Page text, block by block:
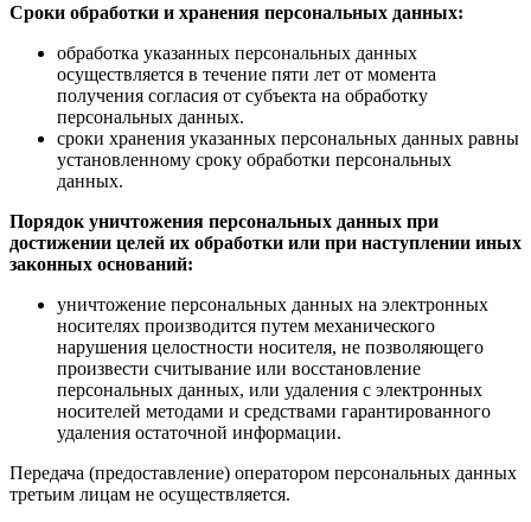
Сроки обработки и хранения персональных данных:
обработка указанных персональных данных
осуществляется в течение пяти лет от момента
получения согласия от субъекта на обработку
персональных данных.
сроки хранения указанных персональных данных равны
установленному сроку обработки персональных
данных.
Порядок уничтожения персональных данных при
достижении целей их обработки или при наступлении иных
законных оснований:
уничтожение персональных данных на электронных
носителях производится путем механического
нарушения целостности носителя, не позволяющего
произвести считывание или восстановление
персональных данных, или удаления с электронных
носителей методами и средствами гарантированного
удаления остаточной информации.
Передача (предоставление) оператором персональных данных
третьим лицам не осуществляется.